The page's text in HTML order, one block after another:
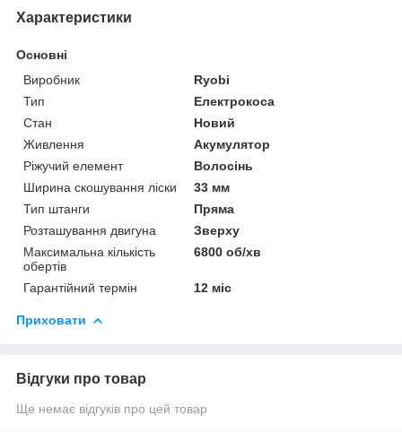
Характеристики
Основні
Виробник
Ryobi
Тип
Електрокоса
Стан
Новий
Живлення
Акумулятор
Ріжучий елемент
Волосінь
Ширина скошування ліски
33 мм
Тип штанги
Пряма
Розташування двигуна
Зверху
Максимальна кількість
обертів
6800 об/хв
Гарантійний термін 12 міс
Приховати
Відгуки про товар
Ще немає відгуків про цей товар